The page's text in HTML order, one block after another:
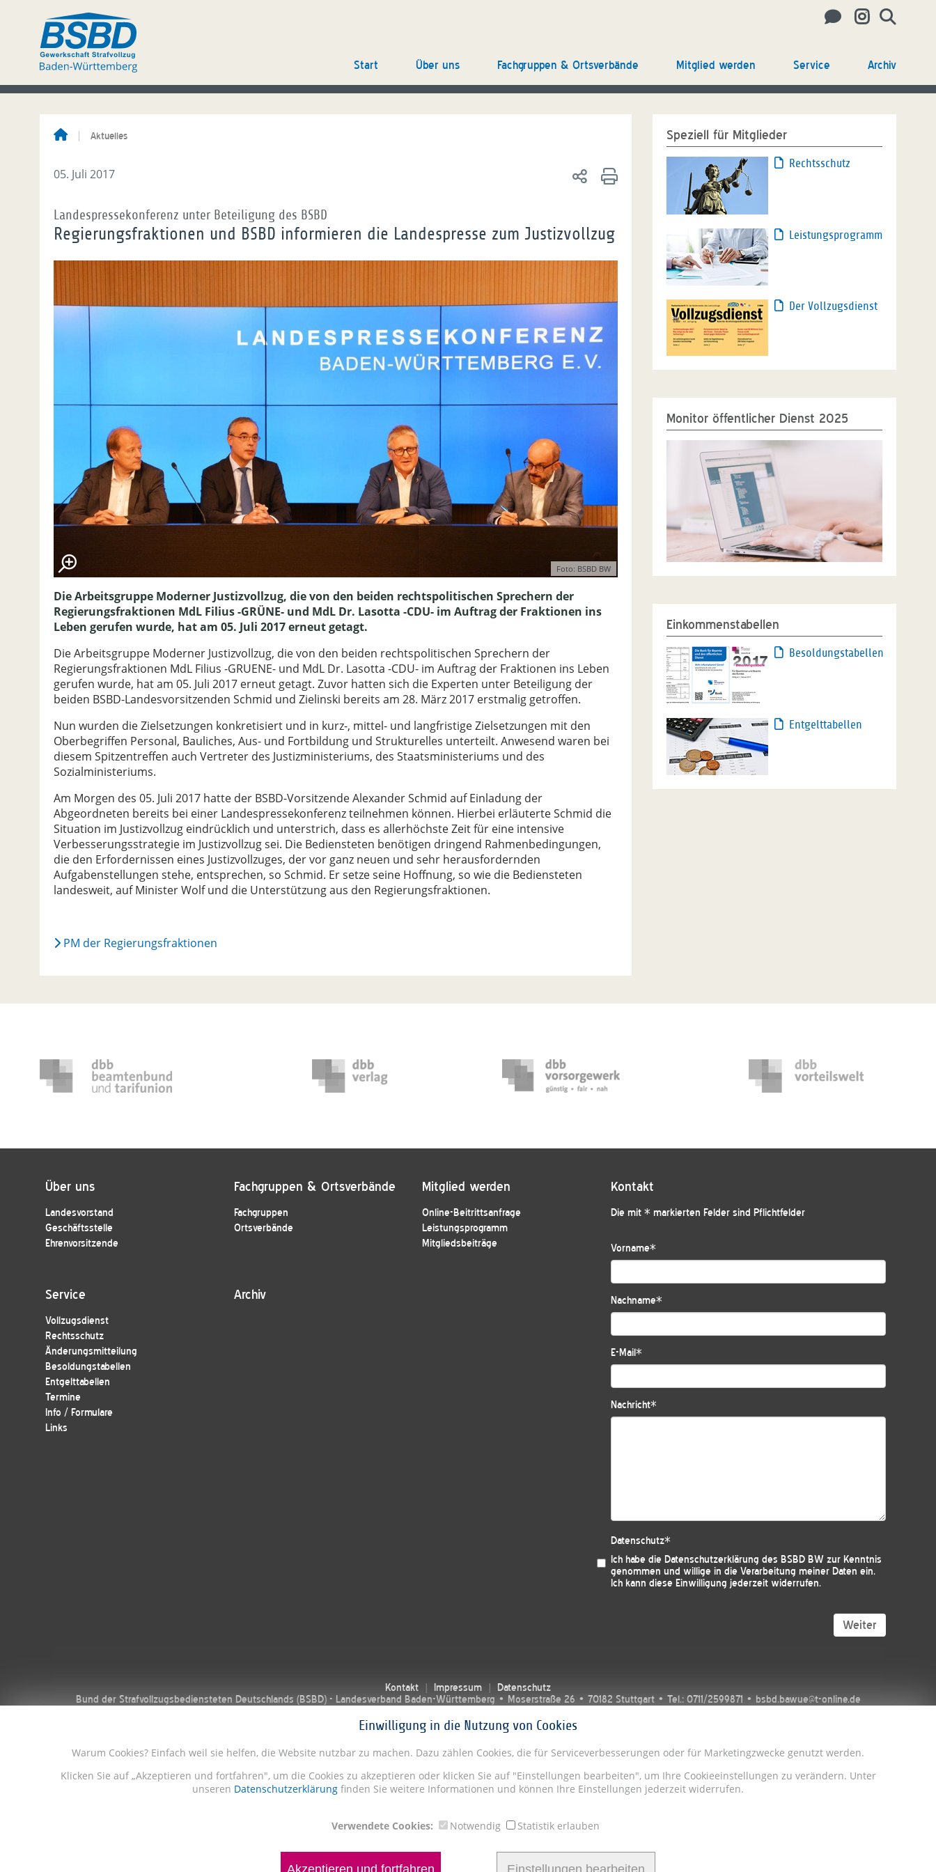
Start Über uns Fachgruppen & Ortsverbände Mitglied werden Service Archiv
Aktuelles
05. Juli 2017
Landespressekonferenz unter Beteiligung des BSBD
Regierungsfraktionen und BSBD informieren die Landespresse zum Justizvollzug
Foto: BSBD BW
Die Arbeitsgruppe Moderner Justizvollzug, die von den beiden rechtspolitischen Sprechern der
Regierungsfraktionen MdL Filius -GRÜNE- und MdL Dr. Lasotta -CDU- im Auftrag der Fraktionen ins
Leben gerufen wurde, hat am 05. Juli 2017 erneut getagt.
Die Arbeitsgruppe Moderner Justizvollzug, die von den beiden rechtspolitischen Sprechern der
Regierungsfraktionen MdL Filius -GRUENE- und MdL Dr. Lasotta -CDU- im Auftrag der Fraktionen ins Leben
gerufen wurde, hat am 05. Juli 2017 erneut getagt. Zuvor hatten sich die Experten unter Beteiligung der
beiden BSBD-Landesvorsitzenden Schmid und Zielinski bereits am 28. März 2017 erstmalig getroffen.
Nun wurden die Zielsetzungen konkretisiert und in kurz-, mittel- und langfristige Zielsetzungen mit den
Oberbegriffen Personal, Bauliches, Aus- und Fortbildung und Strukturelles unterteilt. Anwesend waren bei
diesem Spitzentreffen auch Vertreter des Justizministeriums, des Staatsministeriums und des
Sozialministeriums.
Am Morgen des 05. Juli 2017 hatte der BSBD-Vorsitzende Alexander Schmid auf Einladung der
Abgeordneten bereits bei einer Landespressekonferenz teilnehmen können. Hierbei erläuterte Schmid die
Situation im Justizvollzug eindrücklich und unterstrich, dass es allerhöchste Zeit für eine intensive
Verbesserungsstrategie im Justizvollzug sei. Die Bediensteten benötigen dringend Rahmenbedingungen,
die den Erfordernissen eines Justizvollzuges, der vor ganz neuen und sehr herausfordernden
Aufgabenstellungen stehe, entsprechen, so Schmid. Er setze seine Hoffnung, so wie die Bediensteten
landesweit, auf Minister Wolf und die Unterstützung aus den Regierungsfraktionen.
PM der Regierungsfraktionen
Speziell für Mitglieder
Rechtsschutz
Leistungsprogramm
Der Vollzugsdienst
Monitor öffentlicher Dienst 2025
Einkommenstabellen
Besoldungstabellen
Entgelttabellen
Über uns
Landesvorstand
Geschäftsstelle
Ehrenvorsitzende
Fachgruppen & Ortsverbände
Fachgruppen
Ortsverbände
Mitglied werden
Online-Beitrittsanfrage
Leistungsprogramm
Mitgliedsbeiträge
Service
Vollzugsdienst
Rechtsschutz
Änderungsmitteilung
Besoldungstabellen
Entgelttabellen
Termine
Info / Formulare
Links
Archiv
Kontakt
Die mit * markierten Felder sind Pflichtfelder
Vorname*
Nachname*
E-Mail*
Nachricht*
Datenschutz*
Ich habe die Datenschutzerklärung des BSBD BW zur Kenntnis
genommen und willige in die Verarbeitung meiner Daten ein.
Ich kann diese Einwilligung jederzeit widerrufen.
Weiter
Kontakt Impressum
Datenschutz
Bund der Strafvollzugsbediensteten Deutschlands (BSBD) - Landesverband Baden-Württemberg • Moserstraße 26 • 70182 Stuttgart • Tel.: 0711/2599871 • bsbd.bawue@t-online.de
Einwilligung in die Nutzung von Cookies
Warum Cookies? Einfach weil sie helfen, die Website nutzbar zu machen. Dazu zählen Cookies, die für Serviceverbesserungen oder für Marketingzwecke genutzt werden.
Klicken Sie auf „Akzeptieren und fortfahren", um die Cookies zu akzeptieren oder klicken Sie auf "Einstellungen bearbeiten", um Ihre Cookieeinstellungen zu verändern. Unter
unseren Datenschutzerklärung finden Sie weitere Informationen und können Ihre Einstellungen jederzeit widerrufen.
Verwendete Cookies: Notwendig Statistik erlauben
Akzeptieren und fortfahren Einstellungen bearbeiten